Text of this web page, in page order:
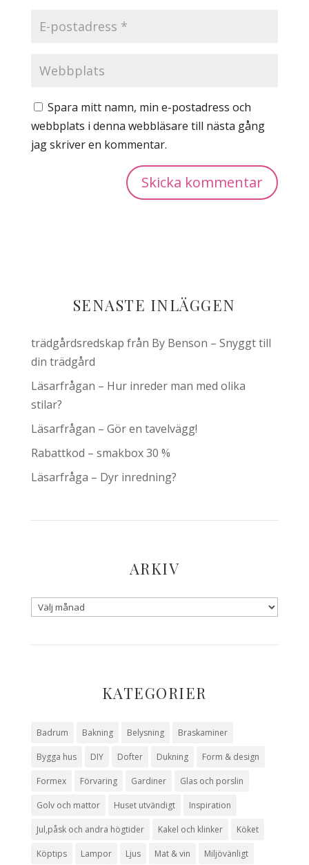
Spara mitt namn, min e-postadress och
webbplats i denna webbläsare till nästa gång
jag skriver en kommentar.
SENASTE INLÄGGEN
trädgårdsredskap från By Benson – Snyggt till
din trädgård
Läsarfrågan – Hur inreder man med olika
stilar?
Läsarfrågan – Gör en tavelvägg!
Rabattkod – smakbox 30 %
Läsarfråga – Dyr inredning?
ARKIV
KATEGORIER
Badrum Bakning Belysning Braskaminer
Bygga hus DIY Dofter Dukning Form & design
Formex Förvaring Gardiner Glas och porslin
Golv och mattor Huset utvändigt Inspiration
Jul,påsk och andra högtider Kakel och klinker Köket
Köptips Lampor Ljus Mat & vin Miljövänligt